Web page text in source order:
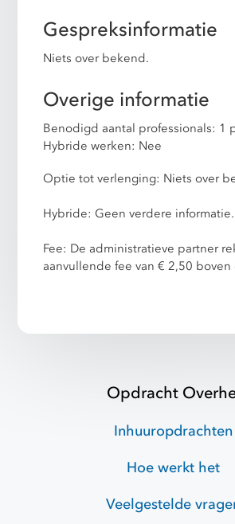
Gespreksinformatie
Niets over bekend.
Overige informatie
Benodigd aantal professionals: 1
Hybride werken: Nee
Optie tot verlenging: Niets over
Hybride: Geen verdere informatie.
Fee: De administratieve partner
aanvullende fee van € 2,50
Opdracht
Inhuuropdrachten
Hoe werkt het
Veelgestelde